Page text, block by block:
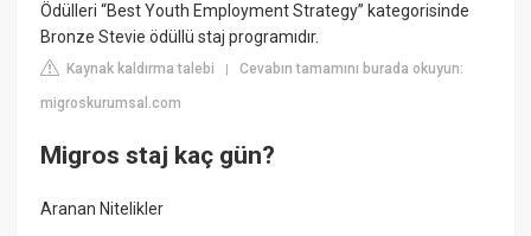
Ödülleri “Best Youth Employment Strategy” kategorisinde
Bronze Stevie ödüllü staj programıdır.
Kaynak kaldırma talebi |Cevabın tamamını burada okuyun:
migroskurumsal.com
Migros staj kaç gün?
Aranan Nitelikler